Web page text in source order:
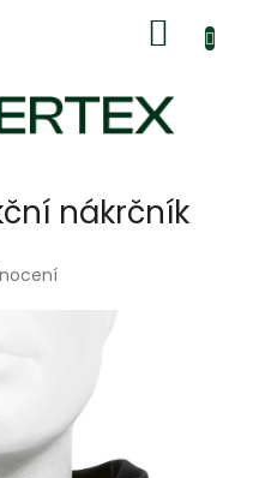
košík
nákrčník